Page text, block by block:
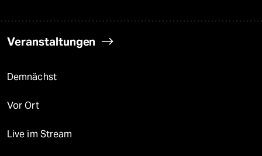
Veranstaltungen
Demnächst
Vor Ort
Live im Stream